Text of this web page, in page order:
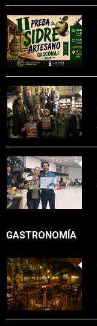
GASTRONOMÍA